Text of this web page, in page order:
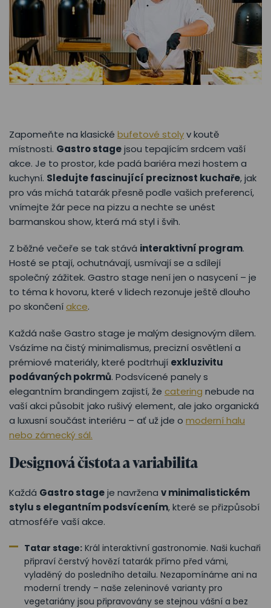
Zapomeňte na klasické bufetové stolyv koutě
místnosti. Gastro stagejsou tepajícím srdcem vaší
akce. Je to prostor, kde padá bariéra mezi hostem a
kuchyní. Sledujte fascinující preciznost kuchaře, jak
pro vás míchá tatarák přesně podle vašich preferencí,
vnímejte žár pece na pizzu a nechte se unést
barmanskou show, která má styl i švih.
Z běžné večeře se tak stává interaktivní program.
Hosté se ptají, ochutnávají, usmívají se a sdílejí
společný zážitek. Gastro stage není jen o nasycení – je
to téma k hovoru, které v lidech rezonuje ještě dlouho
po skončeníakce.
Každá naše Gastro stage je malým designovým dílem.
Vsázíme na čistý minimalismus, precizní osvětlení a
prémiové materiály, které podtrhují exkluzivitu
podávaných pokrmů. Podsvícené panely s
elegantním brandingem zajistí, že catering nebude na
vaší akci působit jako rušivý element, ale jako organická
a luxusní součást interiéru – ať už jde o moderní halu
nebo zámecký sál.
Designová čistota a variabilita
Každá Gastro stageje navržena v minimalistickém
stylu s elegantním podsvícením, které se přizpůsobí
atmosféře vaší akce.
Tatar stage: Král interaktivní gastronomie. Naši kuchaři
připraví čerstvý hovězí tatarák přímo před vámi,
vyladěný do posledního detailu. Nezapomínáme ani na
moderní trendy – naše zeleninové varianty pro
vegetariány jsou připravovány se stejnou vášní a bez